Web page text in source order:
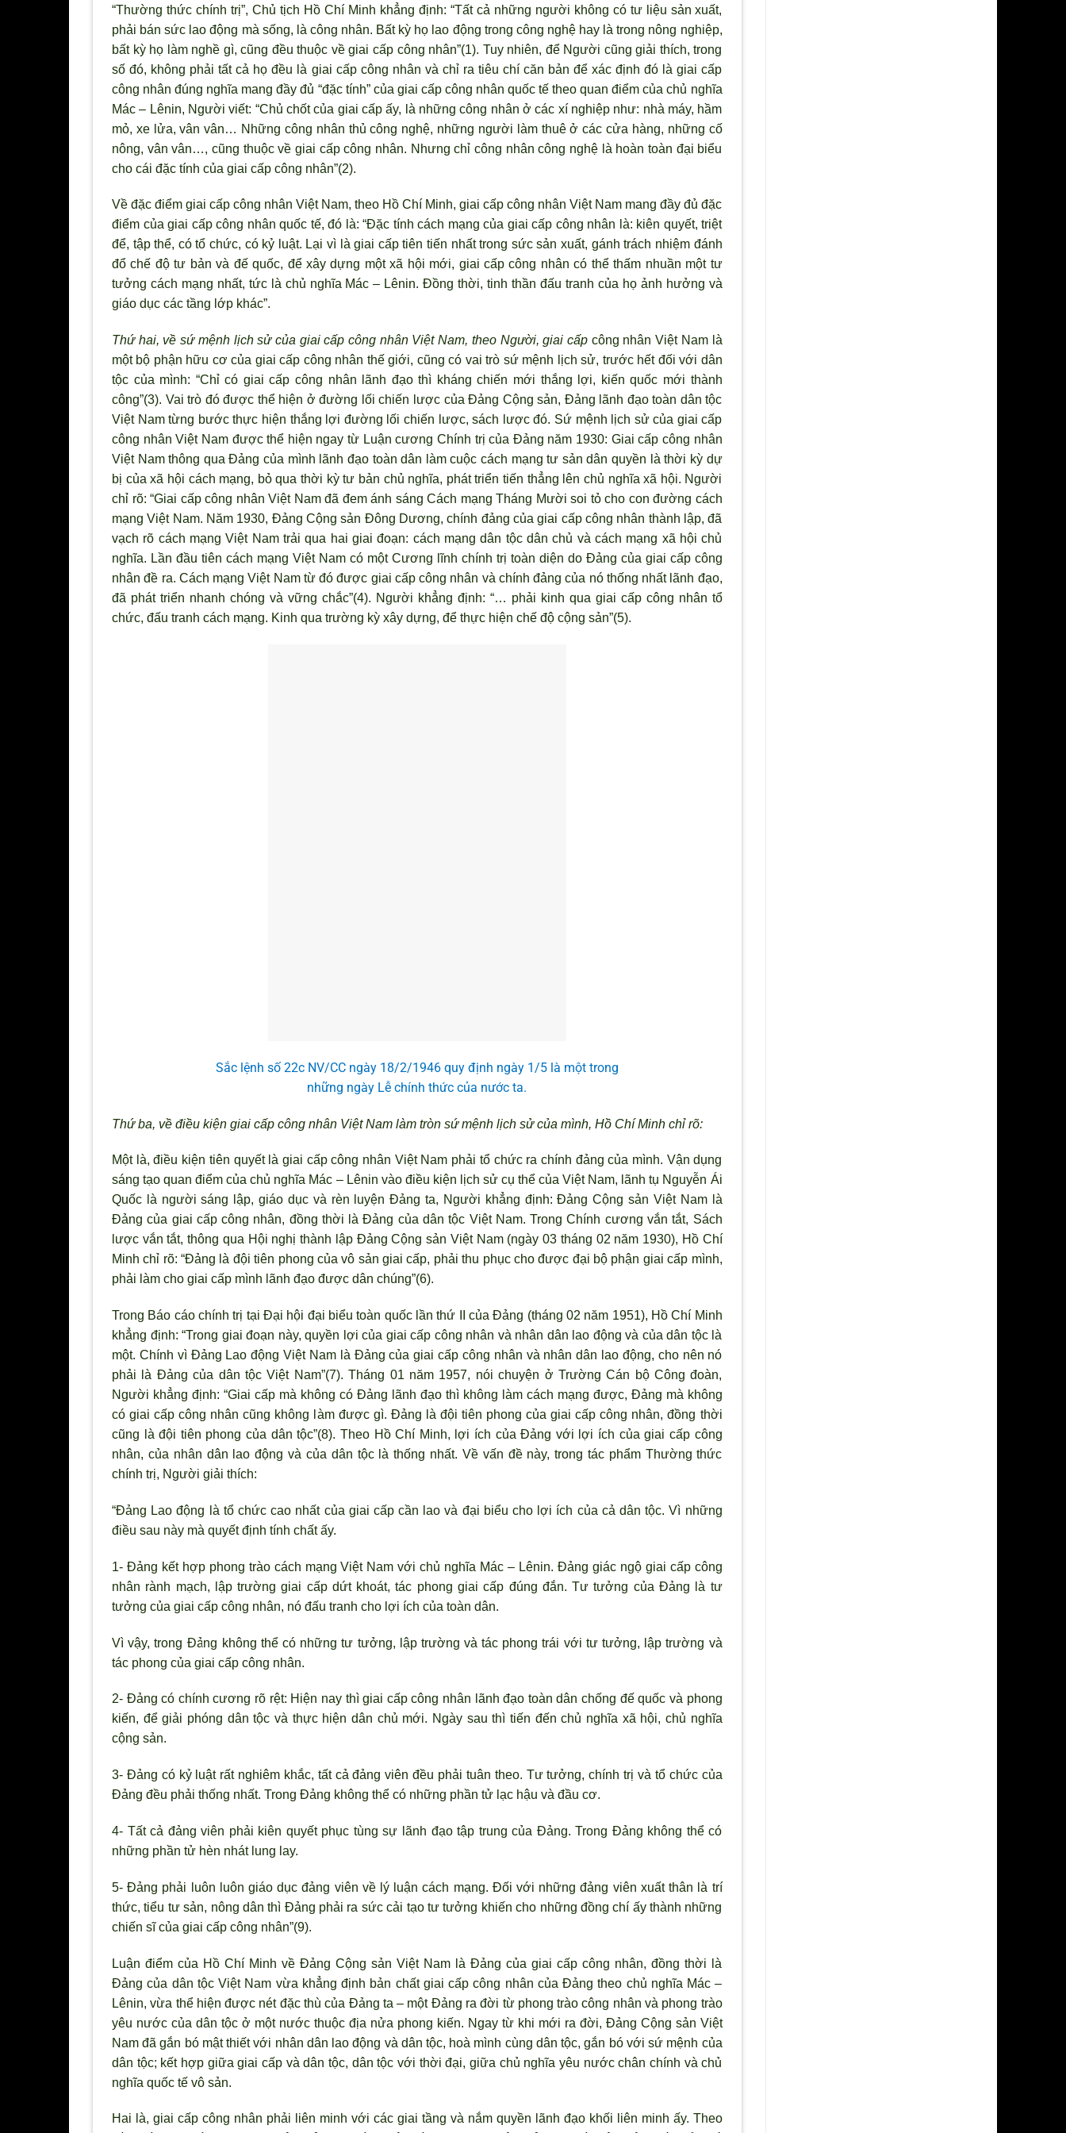
“Thường thức chính trị”, Chủ tịch Hồ Chí Minh khẳng định: “Tất cả những người không có tư liệu sản xuất,
phải bán sức lao động mà sống, là công nhân. Bất kỳ họ lao động trong công nghệ hay là trong nông nghiệp,
bất kỳ họ làm nghề gì, cũng đều thuộc về giai cấp công nhân”(1). Tuy nhiên, để Người cũng giải thích, trong
số đó, không phải tất cả họ đều là giai cấp công nhân và chỉ ra tiêu chí căn bản để xác định đó là giai cấp
công nhân đúng nghĩa mang đầy đủ “đặc tính” của giai cấp công nhân quốc tế theo quan điểm của chủ nghĩa
Mác – Lênin, Người viết: “Chủ chốt của giai cấp ấy, là những công nhân ở các xí nghiệp như: nhà máy, hầm
mỏ, xe lửa, vân vân… Những công nhân thủ công nghệ, những người làm thuê ở các cửa hàng, những cố
nông, vân vân…, cũng thuộc về giai cấp công nhân. Nhưng chỉ công nhân công nghệ là hoàn toàn đại biểu
cho cái đặc tính của giai cấp công nhân”(2).
Về đặc điểm giai cấp công nhân Việt Nam, theo Hồ Chí Minh, giai cấp công nhân Việt Nam mang đầy đủ đặc
điểm của giai cấp công nhân quốc tế, đó là: “Đặc tính cách mạng của giai cấp công nhân là: kiên quyết, triệt
để, tập thể, có tổ chức, có kỷ luật. Lại vì là giai cấp tiên tiến nhất trong sức sản xuất, gánh trách nhiệm đánh
đổ chế độ tư bản và đế quốc, để xây dựng một xã hội mới, giai cấp công nhân có thể thấm nhuần một tư
tưởng cách mạng nhất, tức là chủ nghĩa Mác – Lênin. Đồng thời, tinh thần đấu tranh của họ ảnh hưởng và
giáo dục các tầng lớp khác”.
Thứ hai, về sứ mệnh lịch sử của giai cấp công nhân Việt Nam, theo Người, giai cấpcông nhân Việt Nam là
một bộ phận hữu cơ của giai cấp công nhân thế giới, cũng có vai trò sứ mệnh lịch sử, trước hết đối với dân
tộc của mình: “Chỉ có giai cấp công nhân lãnh đạo thì kháng chiến mới thắng lợi, kiến quốc mới thành
công”(3). Vai trò đó được thể hiện ở đường lối chiến lược của Đảng Cộng sản, Đảng lãnh đạo toàn dân tộc
Việt Nam từng bước thực hiện thắng lợi đường lối chiến lược, sách lược đó. Sứ mệnh lịch sử của giai cấp
công nhân Việt Nam được thể hiện ngay từ Luận cương Chính trị của Đảng năm 1930: Giai cấp công nhân
Việt Nam thông qua Đảng của mình lãnh đạo toàn dân làm cuộc cách mạng tư sản dân quyền là thời kỳ dự
bị của xã hội cách mạng, bỏ qua thời kỳ tư bản chủ nghĩa, phát triển tiến thẳng lên chủ nghĩa xã hội. Người
chỉ rõ: “Giai cấp công nhân Việt Nam đã đem ánh sáng Cách mạng Tháng Mười soi tỏ cho con đường cách
mạng Việt Nam. Năm 1930, Đảng Cộng sản Đông Dương, chính đảng của giai cấp công nhân thành lập, đã
vạch rõ cách mạng Việt Nam trải qua hai giai đoạn: cách mạng dân tộc dân chủ và cách mạng xã hội chủ
nghĩa. Lần đầu tiên cách mạng Việt Nam có một Cương lĩnh chính trị toàn diện do Đảng của giai cấp công
nhân đề ra. Cách mạng Việt Nam từ đó được giai cấp công nhân và chính đảng của nó thống nhất lãnh đạo,
đã phát triển nhanh chóng và vững chắc”(4). Người khẳng định: “… phải kinh qua giai cấp công nhân tổ
chức, đấu tranh cách mạng. Kinh qua trường kỳ xây dựng, để thực hiện chế độ cộng sản”(5).
Sắc lệnh số 22c NV/CC ngày 18/2/1946 quy định ngày 1/5 là một trong
những ngày Lễ chính thức của nước ta.
Thứ ba, về điều kiện giai cấp công nhân Việt Nam làm tròn sứ mệnh lịch sử của mình, Hồ Chí Minh chỉ rõ:
Một là, điều kiện tiên quyết là giai cấp công nhân Việt Nam phải tổ chức ra chính đảng của mình. Vận dụng
sáng tạo quan điểm của chủ nghĩa Mác – Lênin vào điều kiện lịch sử cụ thể của Việt Nam, lãnh tụ Nguyễn Ái
Quốc là người sáng lập, giáo dục và rèn luyện Đảng ta, Người khẳng định: Đảng Cộng sản Việt Nam là
Đảng của giai cấp công nhân, đồng thời là Đảng của dân tộc Việt Nam. Trong Chính cương vắn tắt, Sách
lược vắn tắt, thông qua Hội nghị thành lập Đảng Cộng sản Việt Nam (ngày 03 tháng 02 năm 1930), Hồ Chí
Minh chỉ rõ: “Đảng là đội tiên phong của vô sản giai cấp, phải thu phục cho được đại bộ phận giai cấp mình,
phải làm cho giai cấp mình lãnh đạo được dân chúng”(6).
Trong Báo cáo chính trị tại Đại hội đại biểu toàn quốc lần thứ II của Đảng (tháng 02 năm 1951), Hồ Chí Minh
khẳng định: “Trong giai đoạn này, quyền lợi của giai cấp công nhân và nhân dân lao động và của dân tộc là
một. Chính vì Đảng Lao động Việt Nam là Đảng của giai cấp công nhân và nhân dân lao động, cho nên nó
phải là Đảng của dân tộc Việt Nam”(7). Tháng 01 năm 1957, nói chuyện ở Trường Cán bộ Công đoàn,
Người khẳng định: “Giai cấp mà không có Đảng lãnh đạo thì không làm cách mạng được, Đảng mà không
có giai cấp công nhân cũng không làm được gì. Đảng là đội tiên phong của giai cấp công nhân, đồng thời
cũng là đội tiên phong của dân tộc”(8). Theo Hồ Chí Minh, lợi ích của Đảng với lợi ích của giai cấp công
nhân, của nhân dân lao động và của dân tộc là thống nhất. Về vấn đề này, trong tác phẩm Thường thức
chính trị, Người giải thích:
“Đảng Lao động là tổ chức cao nhất của giai cấp cần lao và đại biểu cho lợi ích của cả dân tộc. Vì những
điều sau này mà quyết định tính chất ấy.
1- Đảng kết hợp phong trào cách mạng Việt Nam với chủ nghĩa Mác – Lênin. Đảng giác ngộ giai cấp công
nhân rành mạch, lập trường giai cấp dứt khoát, tác phong giai cấp đúng đắn. Tư tưởng của Đảng là tư
tưởng của giai cấp công nhân, nó đấu tranh cho lợi ích của toàn dân.
Vì vậy, trong Đảng không thể có những tư tưởng, lập trường và tác phong trái với tư tưởng, lập trường và
tác phong của giai cấp công nhân.
2- Đảng có chính cương rõ rệt: Hiện nay thì giai cấp công nhân lãnh đạo toàn dân chống đế quốc và phong
kiến, để giải phóng dân tộc và thực hiện dân chủ mới. Ngày sau thì tiến đến chủ nghĩa xã hội, chủ nghĩa
cộng sản.
3- Đảng có kỷ luật rất nghiêm khắc, tất cả đảng viên đều phải tuân theo. Tư tưởng, chính trị và tổ chức của
Đảng đều phải thống nhất. Trong Đảng không thể có những phần tử lạc hậu và đầu cơ.
4- Tất cả đảng viên phải kiên quyết phục tùng sự lãnh đạo tập trung của Đảng. Trong Đảng không thể có
những phần tử hèn nhát lung lay.
5- Đảng phải luôn luôn giáo dục đảng viên về lý luận cách mạng. Đối với những đảng viên xuất thân là trí
thức, tiểu tư sản, nông dân thì Đảng phải ra sức cải tạo tư tưởng khiến cho những đồng chí ấy thành những
chiến sĩ của giai cấp công nhân”(9).
Luận điểm của Hồ Chí Minh về Đảng Cộng sản Việt Nam là Đảng của giai cấp công nhân, đồng thời là
Đảng của dân tộc Việt Nam vừa khẳng định bản chất giai cấp công nhân của Đảng theo chủ nghĩa Mác –
Lênin, vừa thể hiện được nét đặc thù của Đảng ta – một Đảng ra đời từ phong trào công nhân và phong trào
yêu nước của dân tộc ở một nước thuộc địa nửa phong kiến. Ngay từ khi mới ra đời, Đảng Cộng sản Việt
Nam đã gắn bó mật thiết với nhân dân lao động và dân tộc, hoà mình cùng dân tộc, gắn bó với sứ mệnh của
dân tộc; kết hợp giữa giai cấp và dân tộc, dân tộc với thời đại, giữa chủ nghĩa yêu nước chân chính và chủ
nghĩa quốc tế vô sản.
Hai là, giai cấp công nhân phải liên minh với các giai tầng và nắm quyền lãnh đạo khối liên minh ấy. Theo